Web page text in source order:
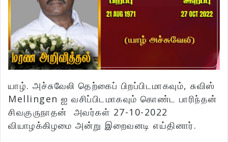
யாழ். அச்சுவேலி தெற்கைப் பிறப்பிடமாகவும், சுவிஸ்
Mellingen ஐ வசிப்பிடமாகவும் கொண்ட பாரிந்தன்
சிவகுருநாதன் அவர்கள் 27-10-2022
வியாழக்கிழமை அன்று இறைவனடி எய்தினார்.